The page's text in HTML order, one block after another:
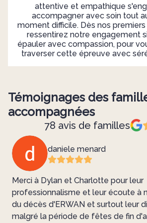
attentive et empathique
accompagner avec soin tout
moment difficile. Dès nos
ressentirez notre engagement
épauler avec compassion, pour
traverser cette épreuve avec
Témoignages des
accompagnées
78 avis de familles
daniele menard
Merci à Dylan et Charlotte pour leur
professionnalisme et leur écoute à
du décès d'ERWAN et surtout leur
malgré la période de fêtes de fin